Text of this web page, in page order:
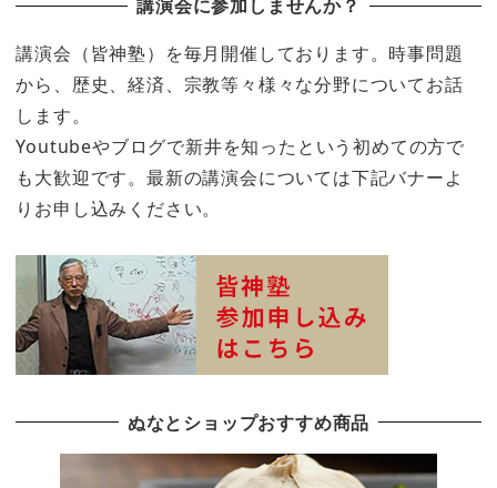
講演会に参加しませんか？
講演会（皆神塾）を毎月開催しております。時事問題
から、歴史、経済、宗教等々様々な分野についてお話
します。
Youtubeやブログで新井を知ったという初めての方で
も大歓迎です。最新の講演会については下記バナーよ
りお申し込みください。
ぬなとショップおすすめ商品